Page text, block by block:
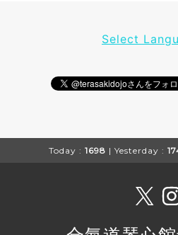
Select
Today : 1698 | Yesterday :